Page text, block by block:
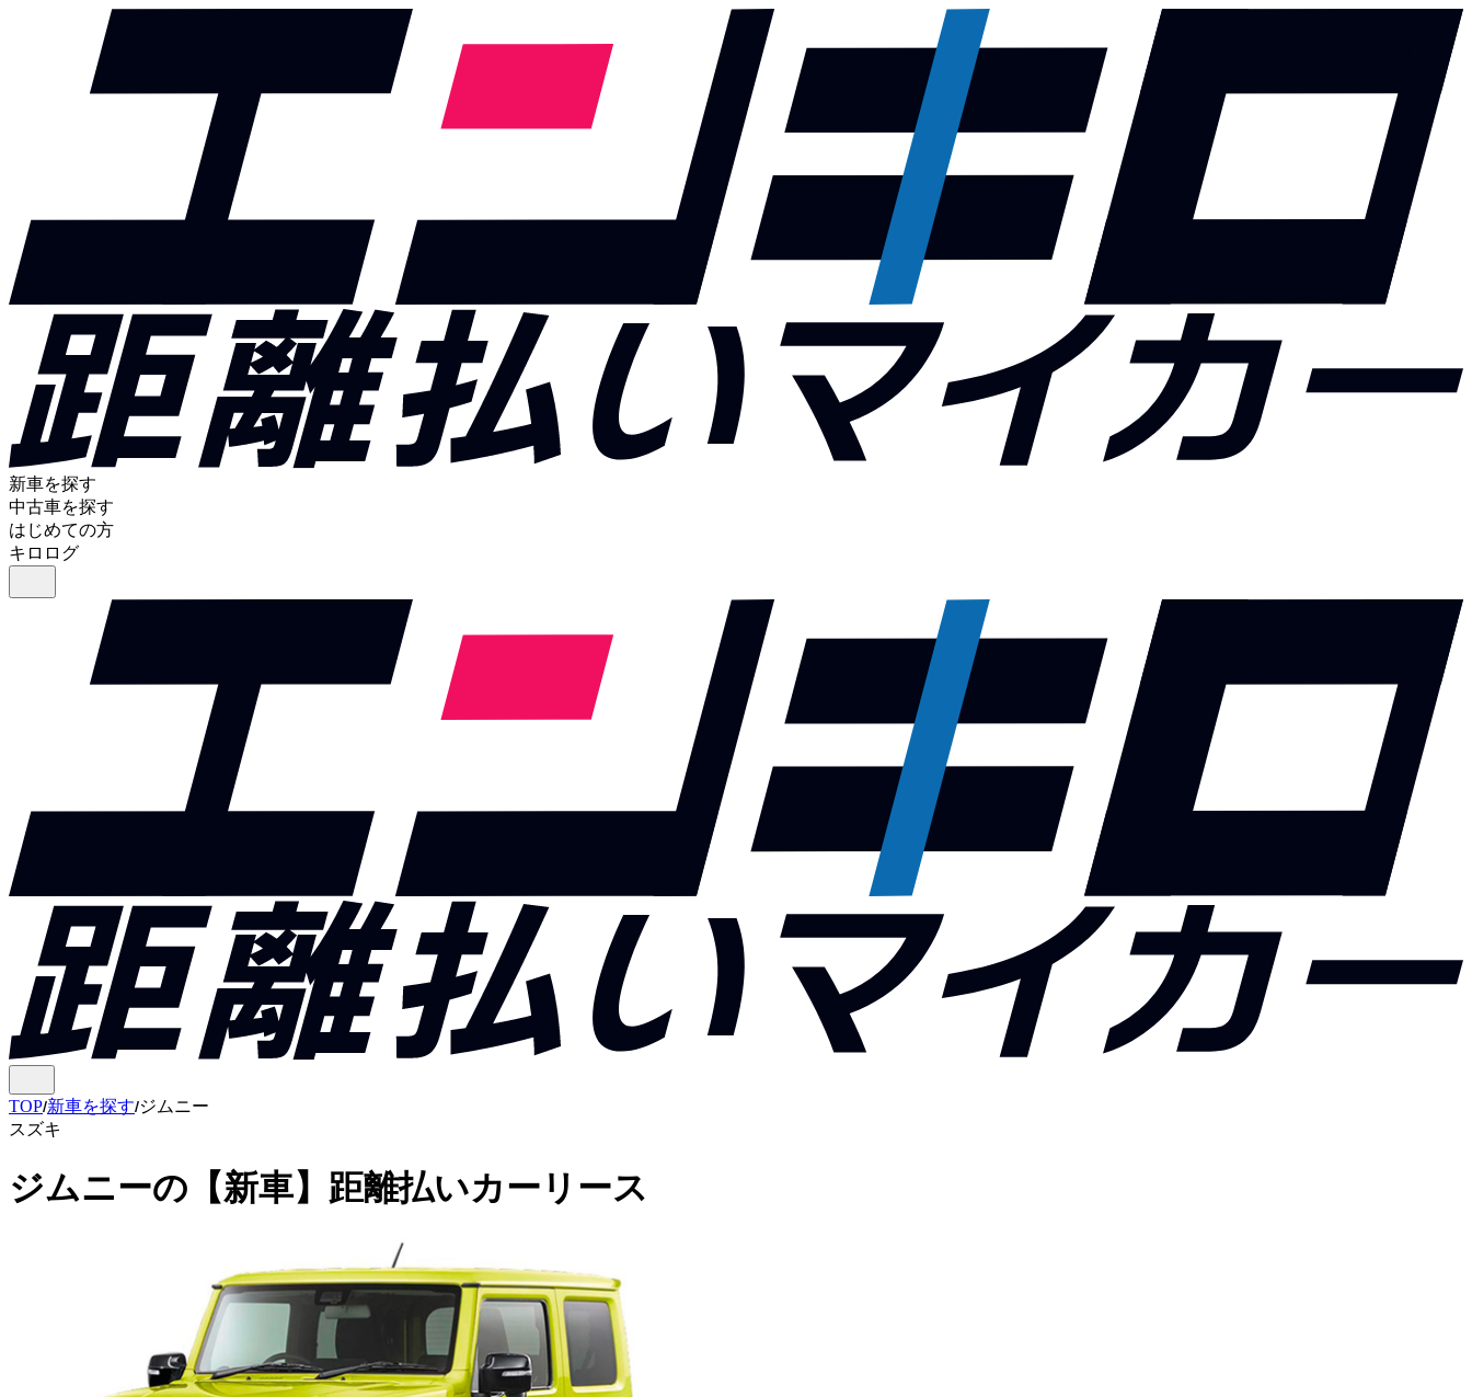
新車を探す
中古車を探す
はじめての方
キロログ
TOP 新車を探す ジムニー
スズキ
ジムニーの 【新車】距離払いカーリース